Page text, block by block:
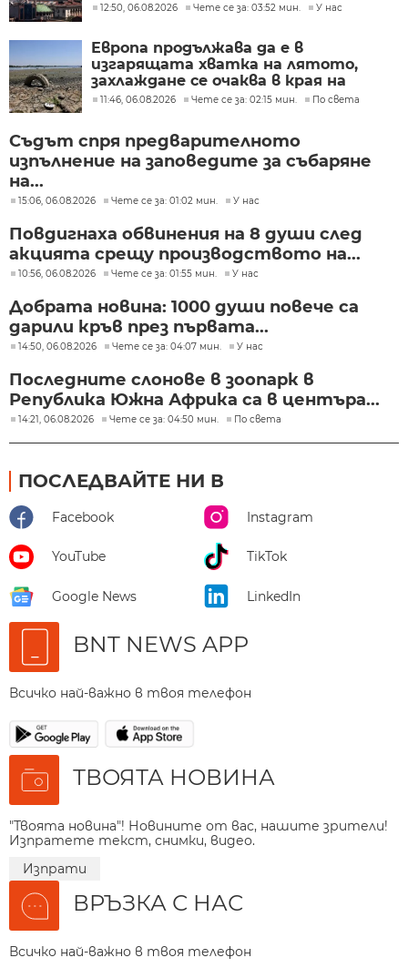
12:50, 06.08.2026 Чете се за: 03:52 мин. У нас
Европа продължава да е в
изгарящата хватка на лятото,
захлаждане се очаква в края на
седмицата
11:46, 06.08.2026 Чете се за: 02:15 мин. По света
Съдът спря предварителното
изпълнение на заповедите за събаряне
на...
15:06, 06.08.2026 Чете се за: 01:02 мин. У нас
Повдигнаха обвинения на 8 души след
акцията срещу производството на...
10:56, 06.08.2026 Чете се за: 01:55 мин. У нас
Добрата новина: 1000 души повече са
дарили кръв през първата...
14:50, 06.08.2026 Чете се за: 04:07 мин. У нас
Последните слонове в зоопарк в
Република Южна Африка са в центъра...
14:21, 06.08.2026 Чете се за: 04:50 мин. По света
ПОСЛЕДВАЙТЕ НИ В
Facebook Instagram
YouTube TikTok
Google News LinkedIn
BNT NEWS APP
Всичко най-важно в твоя телефон
ТВОЯТА НОВИНА
"Твоята новина"! Новините от вас, нашите зрители!
Изпратете текст, снимки, видео.
Изпрати
ВРЪЗКА С НАС
Всичко най-важно в твоя телефон